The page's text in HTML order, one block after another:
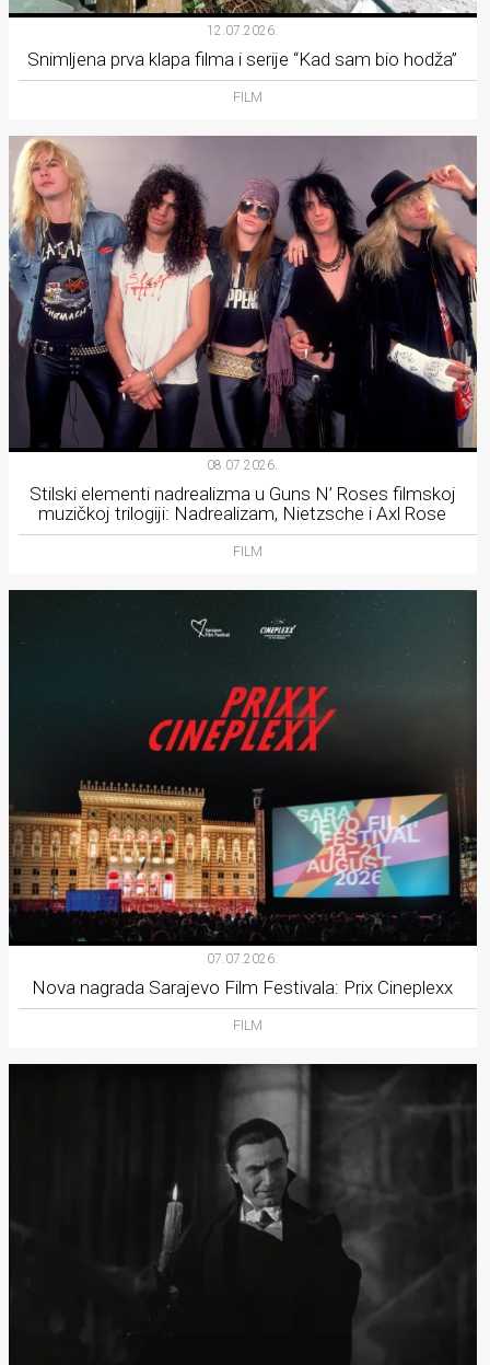
12.07.2026.
Snimljena prva klapa filma i serije “Kad sam bio hodža”
FILM
08.07.2026.
Stilski elementi nadrealizma u Guns N’ Roses filmskoj
muzičkoj trilogiji: Nadrealizam, Nietzsche i Axl Rose
FILM
07.07.2026.
Nova nagrada Sarajevo Film Festivala: Prix Cineplexx
FILM